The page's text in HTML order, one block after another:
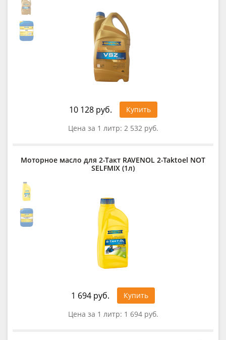
10 128 руб.
Купить
Цена за 1 литр: 2 532 руб.
Моторное масло для 2-Такт RAVENOL 2-Taktoel NOT
SELFMIX (1л)
1 694 руб.
Купить
Цена за 1 литр: 1 694 руб.